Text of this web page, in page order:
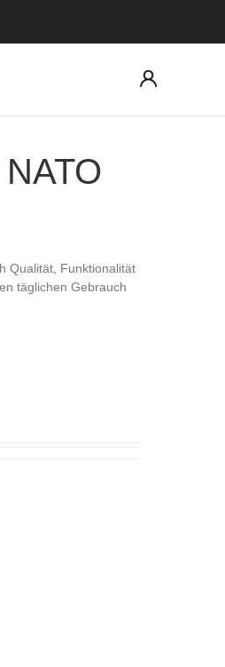
Qualität, Funktionalität
täglichen Gebrauch